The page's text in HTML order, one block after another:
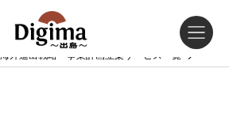
海外進出戦略・事業計画立案サービス一覧